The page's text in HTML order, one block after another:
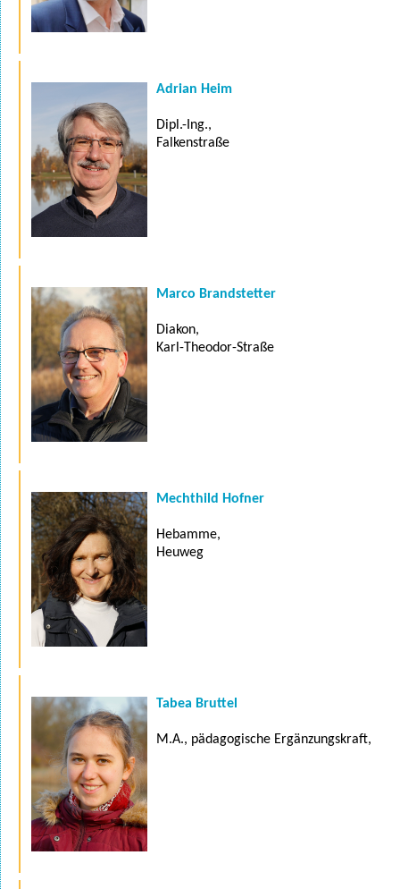
Adrian Heim
Dipl.-Ing.,
Falkenstraße
Marco Brandstetter
Diakon,
Karl-Theodor-Straße
Mechthild Hofner
Hebamme,
Heuweg
Tabea Bruttel
M.A., pädagogische Ergänzungskraft,